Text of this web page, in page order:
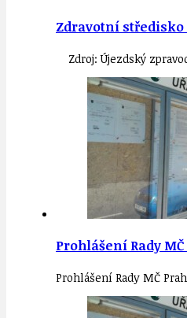
Zdravotní středisko
Zdroj: Újezdský
Prohlášení Rady
Prohlášení Rady MČ